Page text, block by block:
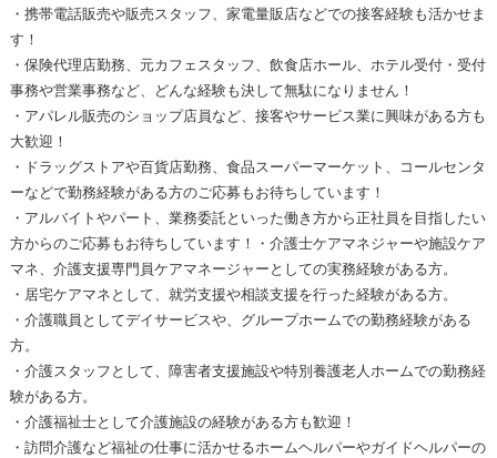
・携帯電話販売や販売スタッフ、家電量販店などでの接客経験も活かせま
す！
・保険代理店勤務、元カフェスタッフ、飲食店ホール、ホテル受付・受付
事務や営業事務など、どんな経験も決して無駄になりません！
・アパレル販売のショップ店員など、接客やサービス業に興味がある方も
大歓迎！
・ドラッグストアや百貨店勤務、食品スーパーマーケット、コールセンタ
ーなどで勤務経験がある方のご応募もお待ちしています！
・アルバイトやパート、業務委託といった働き方から正社員を目指したい
方からのご応募もお待ちしています！・介護士ケアマネジャーや施設ケア
マネ、介護支援専門員ケアマネージャーとしての実務経験がある方。
・居宅ケアマネとして、就労支援や相談支援を行った経験がある方。
・介護職員としてデイサービスや、グループホームでの勤務経験がある
方。
・介護スタッフとして、障害者支援施設や特別養護老人ホームでの勤務経
験がある方。
・介護福祉士として介護施設の経験がある方も歓迎！
・訪問介護など福祉の仕事に活かせるホームヘルパーやガイドヘルパーの